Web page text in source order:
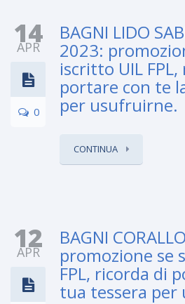
14
APR
0
BAGNI LIDO
2023:
iscritto UIL
portare con te
per usufruirne.
CONTINUA
12
APR
BAGNI
promozione se
FPL, ricorda di
tua tessera